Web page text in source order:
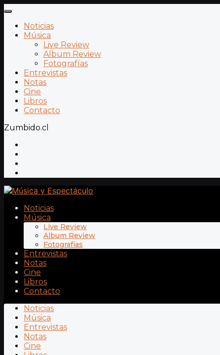
Noticias
Música
Live Review
Album Review
Fotografías
Entrevistas
Notas
Cine
Libros
Contacto
Zumbido.cl
Noticias
Música
Live Review
Album Review
Fotografías
Entrevistas
Notas
Cine
Libros
Contacto
Noticias
Música
Entrevistas
Notas
Cine